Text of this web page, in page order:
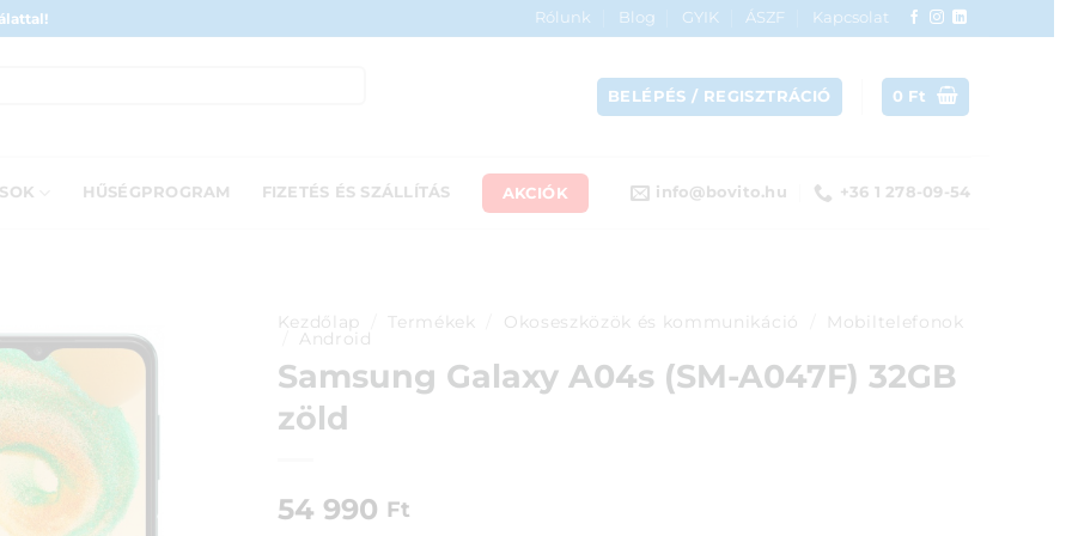
Rólunk Blog GYIK ÁSZF
Kapcsolat
BELÉPÉS / REGISZTRÁCIÓ 0 Ft
HŰSÉGPROGRAM FIZETÉS ÉS SZÁLLÍTÁS AKCIÓK info@bovito.hu +36 1 278-09-54
Kezdőlap Termékek Okoseszközök és kommunikáció
Mobiltelefonok
Android
Samsung Galaxy A04s (SM-A047F) 32GB
zöld
54 990 Ft